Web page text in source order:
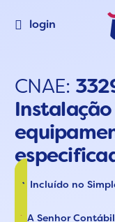
login
CNAE:
Incluído no
A Senhor